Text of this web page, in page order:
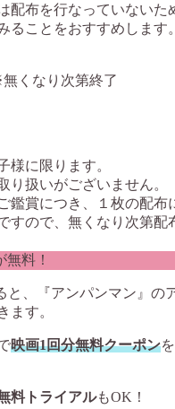
配布を行なっていないた
ることをおすすめします。
くなり次第終了
に限ります。
扱いがございません。
賞につき、１枚の配布
すので、無くなり次第配
無料！
と、『アンパンマン』の
ます。
映画1回分無料クーポン
料トライアルもOK！